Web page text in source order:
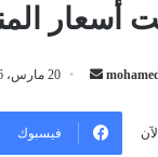
أسعار
أرسل
إلكترونيا
20 مارس، 2026
فيسبوك